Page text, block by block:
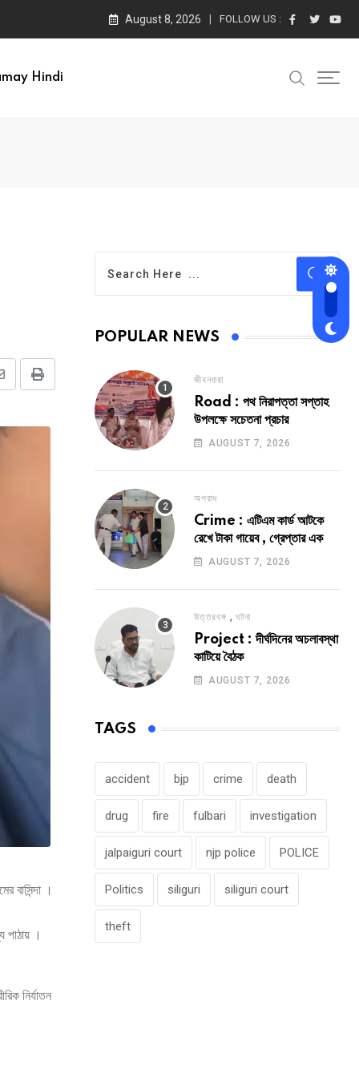
August 8, 2026 FOLLOW US :
Hindi
Print
বাসিন্দা ।
পাঠায় ।
নির্যাতন
POPULAR NEWS
জীবনধারা
Road : পথ নিরাপত্তা সপ্তাহ
উপলক্ষে সচেতনা প্রচার
AUGUST 7, 2026
অপরাধ
Crime : এটিএম কার্ড আটকে
রেখে টাকা গায়েব , গ্রেপ্তার এক
AUGUST 7, 2026
উত্তরবঙ্গ , ঘটনা
Project : দীর্ঘদিনের অচলাবস্থা
কাটিয়ে বৈঠক
AUGUST 7, 2026
TAGS
accident bjp crime death
drug fire fulbari investigation
jalpaiguri court njp police POLICE
Politics siliguri siliguri court
theft